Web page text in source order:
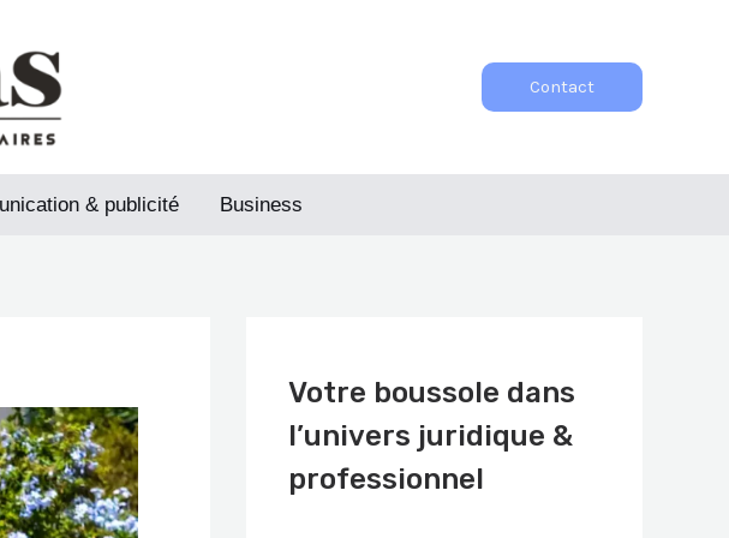
Contact
& publicité Business
Votre boussole dans
l’univers juridique &
professionnel